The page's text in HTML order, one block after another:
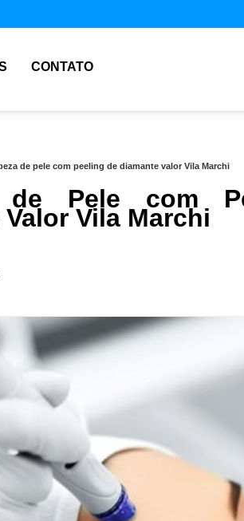
CONTATO
de pele com peeling de diamante valor Vila Marchi
de Pele com
Vila Marchi